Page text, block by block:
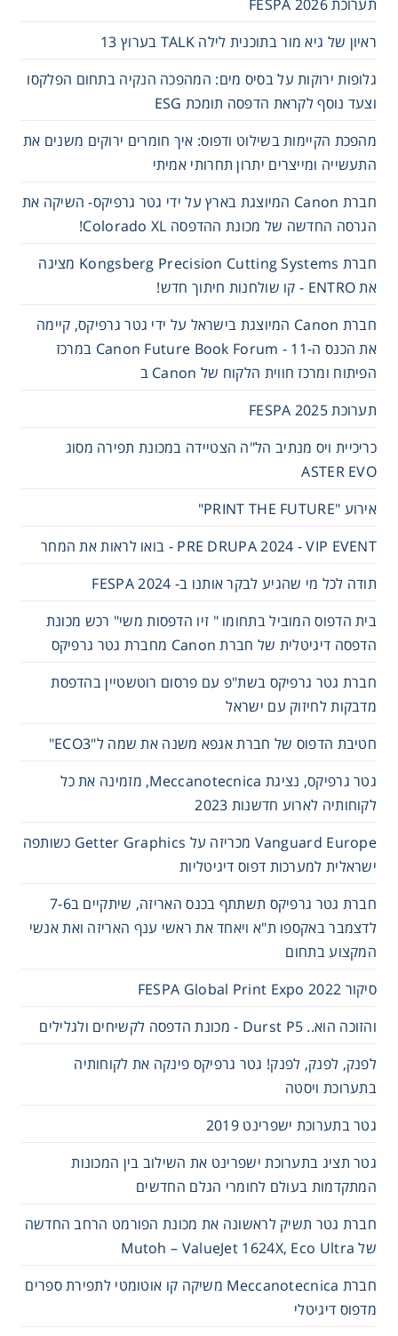
תערוכת FESPA 2026
ראיון של גיא מור בתוכנית לילה TALK בערוץ 13
גלופות ירוקות על בסיס מים: המהפכה הנקיה בתחום הפלקסו
וצעד נוסף לקראת הדפסה תומכת ESG
מהפכת הקיימות בשילוט ודפוס: איך חומרים ירוקים משנים את
התעשייה ומייצרים יתרון תחרותי אמיתי
חברת Canon המיוצגת בארץ על ידי גטר גרפיקס- השיקה את
הגרסה החדשה של מכונת ההדפסה Colorado XL!
חברת Kongsberg Precision Cutting Systems מציגה
את ENTRO - קו שולחנות חיתוך חדש!
חברת Canon המיוצגת בישראל על ידי גטר גרפיקס, קיימה
את הכנס ה-11 - Canon Future Book Forum במרכז
הפיתוח ומרכז חווית הלקוח של Canon ב
תערוכת FESPA 2025
כריכיית ויס מנתיב הל"ה הצטיידה במכונת תפירה מסוג
ASTER EVO
אירוע "PRINT THE FUTURE"
PRE DRUPA 2024 - VIP EVENT - בואו לראות את המחר
תודה לכל מי שהגיע לבקר אותנו ב- 2024 FESPA
בית הדפוס המוביל בתחומו " זיו הדפסות משי" רכש מכונת
הדפסה דיגיטלית של חברת Canon מחברת גטר גרפיקס
חברת גטר גרפיקס בשת"פ עם פרסום רוטשטיין בהדפסת
מדבקות לחיזוק עם ישראל
חטיבת הדפוס של חברת אגפא משנה את שמה ל"ECO3"
גטר גרפיקס, נציגת Meccanotecnica, מזמינה את כל
לקוחותיה לארוע חדשנות 2023
Vanguard Europe מכריזה על Getter Graphics כשותפה
ישראלית למערכות דפוס דיגיטליות
חברת גטר גרפיקס תשתתף בכנס האריזה, שיתקיים ב7-6
לדצמבר באקספו ת"א ויאחד את ראשי ענף האריזה ואת אנשי
המקצוע בתחום
סיקור FESPA Global Print Expo 2022
והזוכה הוא.. Durst P5 - מכונת הדפסה לקשיחים ולגלילים
לפנק, לפנק, לפנק! גטר גרפיקס פינקה את לקוחותיה
בתערוכת ויסטה
גטר בתערוכת ישפרינט 2019
גטר תציג בתערוכת ישפרינט את השילוב בין המכונות
המתקדמות בעולם לחומרי הגלם החדשים
חברת גטר תשיק לראשונה את מכונת הפורמט הרחב החדשה
של Mutoh – ValueJet 1624X, Eco Ultra
חברת Meccanotecnica משיקה קו אוטומטי לתפירת ספרים
מדפוס דיגיטלי